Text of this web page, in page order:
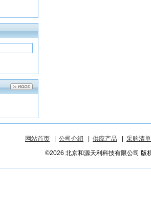
网站首页 公司介绍 供应产品
采购清单
©2026 北京和源天利科技有限公司 版